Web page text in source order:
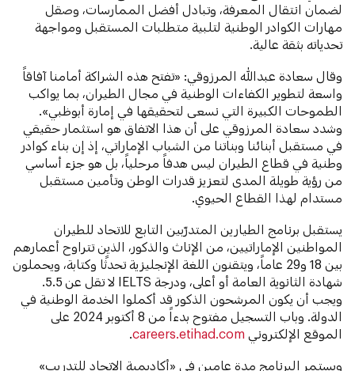
لضمان انتقال المعرفة، وتبادل أفضل الممارسات، وصقل
مهارات الكوادر الوطنية لتلبية متطلبات المستقبل ومواجهة
تحدياته بثقة عالية.
وقال سعادة عبدالله المرزوقي: «تفتح هذه الشراكة أمامنا آفاقاً
واسعة لتطوير الكفاءات الوطنية في مجال الطيران، بما يواكب
الطموحات الكبيرة التي نسعى لتحقيقها في إمارة أبوظبي».
وشدد سعادة المرزوقي على أن هذا الاتفاق هو استثمار حقيقي
في مستقبل أبنائنا وبناتنا من الشباب الإماراتي، إذ إن بناء كوادر
وطنية في قطاع الطيران ليس هدفاً مرحلياً، بل هو جزء أساسي
من رؤية طويلة المدى لتعزيز قدرات الوطن وتأمين مستقبل
مستدام لهذا القطاع الحيوي.
يستقبل برنامج الطيارين المتدرّبين التابع للاتحاد للطيران
المواطنين الإماراتيين، من الإناث والذكور، الذين تتراوح أعمارهم
بين 18 و29 عاماً، ويتقنون اللغة الإنجليزية تحدثًا وكتابة، ويحملون
شهادة الثانوية العامة أو أعلى، ودرجة IELTS لا تقل عن 5.5.
ويجب أن يكون المرشحون الذكور قد أكملوا الخدمة الوطنية في
الدولة. وباب التسجيل مفتوح بدءاً من 8 أكتوبر 2024 على
الموقع الإلكتروني careers.etihad.com
.
ويستمر البرنامج مدة عامين في «أكاديمية الاتحاد للتدريب»